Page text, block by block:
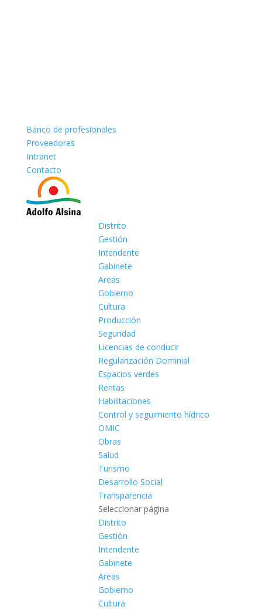
Banco de profesionales
Proveedores
Intranet
Contacto
Distrito
Gestión
Intendente
Gabinete
Areas
Gobierno
Cultura
Producción
Seguridad
Licencias de conducir
Regularización Dominial
Espacios verdes
Rentas
Habilitaciones
Control y seguimiento hídrico
OMIC
Obras
Salud
Turismo
Desarrollo Social
Transparencia
Seleccionar página
Distrito
Gestión
Intendente
Gabinete
Areas
Gobierno
Cultura